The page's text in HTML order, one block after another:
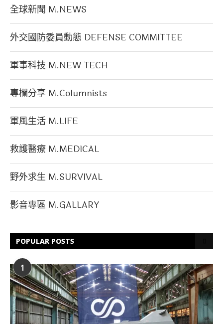
全球新聞 M.NEWS
外交國防委員動態 DEFENSE COMMITTEE
軍事科技 M.NEW TECH
專欄分享 M.Columnists
軍風生活 M.LIFE
救護醫療 M.MEDICAL
野外求生 M.SURVIVAL
影音專區 M.GALLARY
POPULAR POSTS
1